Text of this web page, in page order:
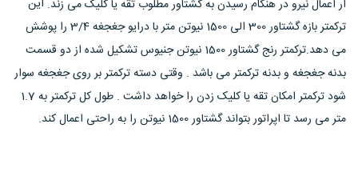
ار اعمال نیرو در هنگام رسیدن به گشتاور مطلوب تقه یا کلیک می زند. این
ترکمتر بازه گشتاور 300 الی 1500 نیوتن متر با درایو جغجغه 3/4 را پوشش
می دهد.ترکمتر رنج گشتاور 1500 نیوتن جنیوس تشکیل شده از دو قسمت
بدنه جغجغه و بدنه ترکمتر می باشد . وقتی دسته ترکمتر بر روی جغجغه سوار
شود ترکمتر امکان تقه یا کلیک زدن را خواهد داشت . طول کل ترکمتر به 1.7
متر می رسد تا اپراتور بتواند گشتاور 1500 نیوتن را به راحتی اعمال کند.